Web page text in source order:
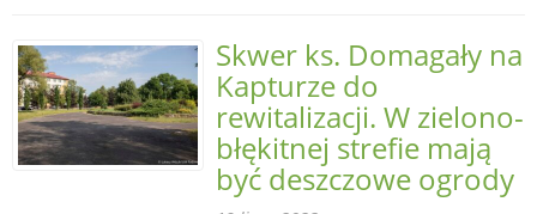
Skwer ks. Domagały na
Kapturze do
rewitalizacji. W zielono-
błękitnej strefie mają
być deszczowe ogrody